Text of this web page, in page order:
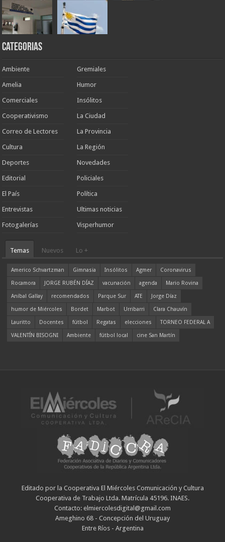
Categorias
Ambiente
Amelia
Comerciales
Cooperativismo
Correo de Lectores
Cultura
Deportes
Editorial
El País
Entrevistas
Fotogalerías
Gremiales
Humor
Insólitos
La Ciudad
La Provincia
La Región
Novedades
Policiales
Política
Ultimas noticias
Visperhumor
Temas Nuevos Lo +
Americo Schvartzman Gimnasia Insólitos Agmer
Coronavirus
Rocamora
JORGE RUBÉN DÍAZ vacunación agenda
Mario Rovina
Aníbal Gallay
recomendados Parque Sur ATE
Jorge Díaz
humor de Miércoles
Bordet Marbot Urribarri
Clara Chauvín
Lauritto
Docentes fútbol Regatas elecciones
TORNEO FEDERAL A
VALENTÍN BISOGNI
Ambiente fútbol local cine San Martín
Editado por la Cooperativa El Miércoles Comunicación y Cultura
Cooperativa de Trabajo Ltda. Matrícula 45196. INAES.
Contacto: elmiercolesdigital@gmail.com
Ameghino 68 - Concepción del Uruguay
Entre Ríos - Argentina